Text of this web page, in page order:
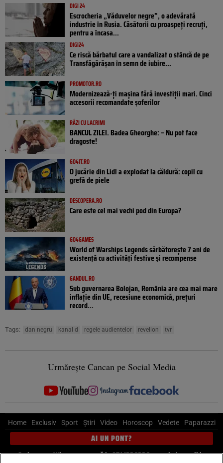
DIGI 24
Escrocheria „Văduvelor negre”, o adevărată
industrie în Rusia. Căsătorii cu proaspeți recruți,
pentru a încasa...
DIGI24
Ce riscă bărbatul care a vandalizat o stâncă de pe
Transfăgărășan în semn de iubire...
PROMOTOR.RO
Modernizează-ți mașina fără investiții mari. Cinci
accesorii recomandate șoferilor
RÂZI CU LACRIMI
BANCUL ZILEI. Badea Gheorghe: – Nu pot face
dragoste!
GO4IT.RO
O jucărie din Lidl a explodat la căldură: copil cu
grefă de piele
DESCOPERA.RO
Care este cel mai vechi pod din Europa?
GO4GAMES
World of Warships Legends sărbătorește 7 ani de
existență cu activități festive și recompense
GANDUL.RO
Sub guvernarea Bolojan, România are cea mai mare
inflație din UE, recesiune economică, prețuri
record...
Tags: dan negru kanal d regele audientelor revelion tvr
Urmărește Cancan pe Social Media
Home Exclusiv Sport Știri Video Horoscop Vedete Paparazzi
AI UN PONT?
Scrie-ne pe Whatsapp, sună la 0741226226 sau trimite mail la